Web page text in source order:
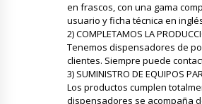
en frascos, con una gama
usuario y ficha técnica en
2) COMPLETAMOS LA
Tenemos dispensadores de
clientes. Siempre puede
3) SUMINISTRO DE EQUIPOS
Los productos cumplen
dispensadores se acompaña